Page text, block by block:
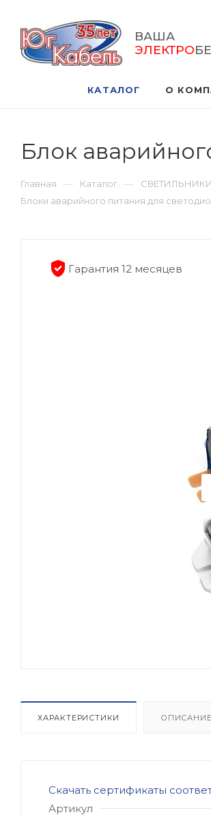
ВАША
ЭЛЕКТРО
КАТАЛОГ О
Блок
Главная — Каталог —
Блоки аварийного питания для
Гарантия 12 месяцев
ХАРАКТЕРИСТИКИ ОПИСАНИЕ
Скачать сертификаты
Артикул